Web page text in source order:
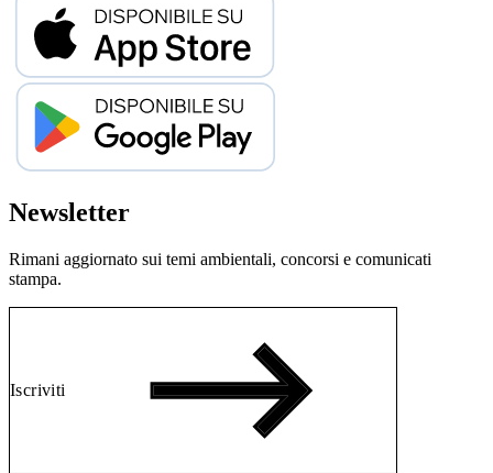
Newsletter
Rimani aggiornato sui temi ambientali, concorsi e comunicati
stampa.
Iscriviti